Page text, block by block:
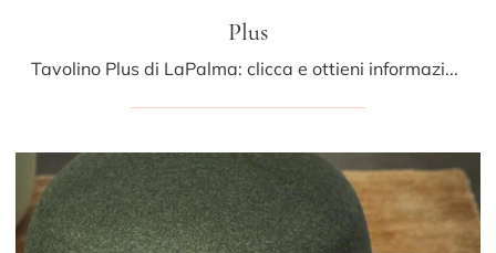
Plus
Tavolino Plus di LaPalma: clicca e ottieni informazioni sui Complementi e tavolini moderni in legno del noto e conosciuto marchio!